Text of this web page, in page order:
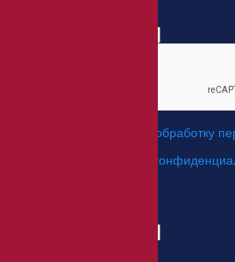
обработку
политикой